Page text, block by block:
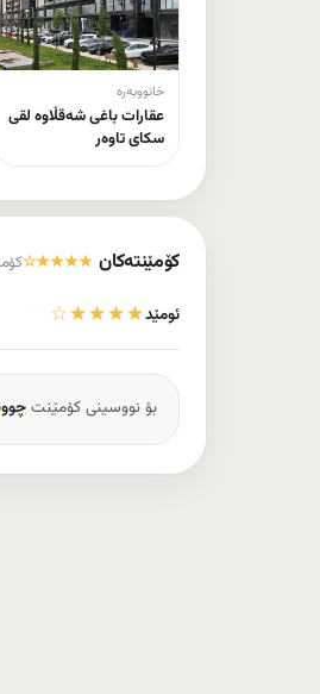
خانووبەرە
عقارات باغی شەقڵاوە لقی
سکای تاوەر
کۆمێنتەکان ★★★★☆
4.0 ·
ئومێد★★★★☆
بۆ نووسینی کۆمێنت